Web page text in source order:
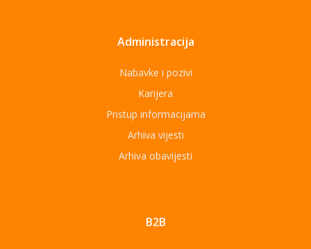
Administracija
Nabavke i pozivi
Karijera
Pristup informacijama
Arhiva vijesti
Arhiva obavijesti
B2B